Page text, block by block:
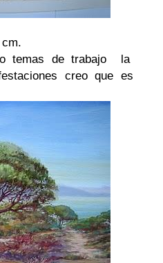
cm.
temas de trabajo la
creo que es